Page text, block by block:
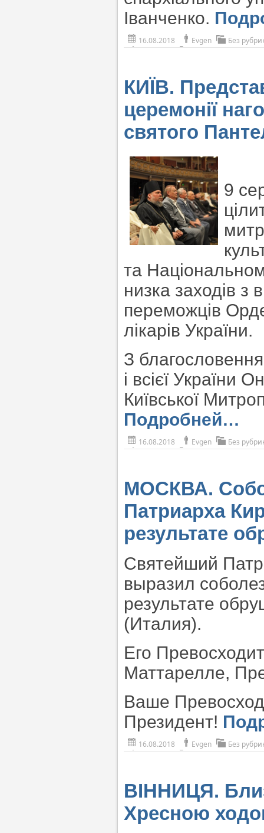
Іванченко.
16.08.2018 Evgen Без
КИЇВ.
церемонії
святого
9
та
низка заходів з
переможців
лікарів України.
З
і всієї України
Київської
Подробней…
16.08.2018 Evgen Без
МОСКВА.
Патриарха
результате
Святейший
выразил
результате
(Италия).
Его
Маттарелле,
Ваше
Президент!
16.08.2018 Evgen Без
ВІННИЦЯ.
Хресною